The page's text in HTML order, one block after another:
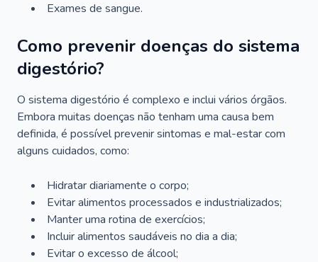
Exames de sangue.
Como prevenir doenças do sistema
digestório?
O sistema digestório é complexo e inclui vários órgãos.
Embora muitas doenças não tenham uma causa bem
definida, é possível prevenir sintomas e mal-estar com
alguns cuidados, como:
Hidratar diariamente o corpo;
Evitar alimentos processados e industrializados;
Manter uma rotina de exercícios;
Incluir alimentos saudáveis no dia a dia;
Evitar o excesso de álcool;